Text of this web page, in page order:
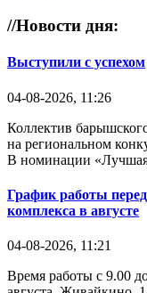
//Новости дня:
Выступили с успехом
04-08-2026, 11:26
Коллектив
на региональном
В номинации «Лучшая
График работы
комплекса в августе
04-08-2026, 11:21
Время работы с 9.00